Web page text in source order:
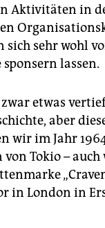
Aktivitäten in
sich sehr wohl
lassen.
etwas
aber
wir im Jahr
von Tokio –
in London in